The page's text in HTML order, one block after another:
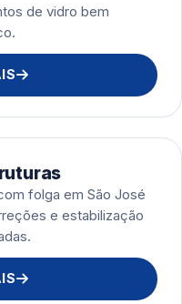
de vidro bem
folga em São José
e estabilização